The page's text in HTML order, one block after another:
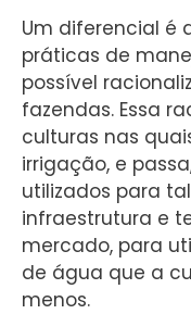
Um diferencial é
práticas de
possível
fazendas. Essa
culturas nas
irrigação, e
utilizados para
infraestrutura e
mercado, para
de água que a
menos.